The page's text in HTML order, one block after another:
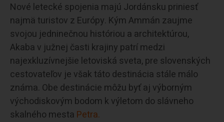
Nové letecké spojenia majú Jordánsku priniesť
najmä turistov z Európy. Kým Ammán zaujme
svojou jedninečnou históriou a architektúrou,
Akaba v južnej časti krajiny patrí medzi
najexkluzívnejšie letoviská sveta, pre slovenských
cestovateľov je však táto destinácia stále málo
známa. Obe destinácie môžu byť aj výborným
východiskovým bodom k výletom do slávneho
skalného mesta Petra.